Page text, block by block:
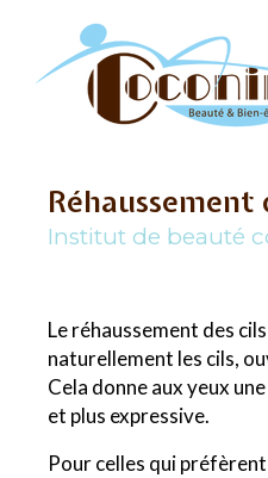
Réhaussement
Institut de beauté
Le réhaussement des
naturellement les cils,
Cela donne aux yeux
et plus expressive.
Pour celles qui